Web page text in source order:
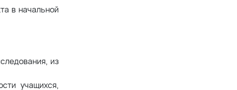
в начальной
из
учащихся,